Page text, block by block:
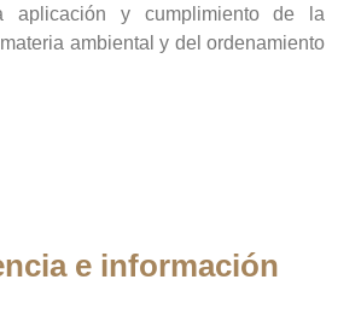
aplicación y cumplimiento de la
ambiental y del ordenamiento
e información